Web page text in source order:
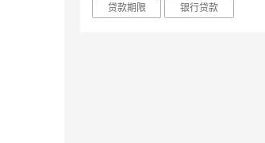
贷款期限
银行贷款